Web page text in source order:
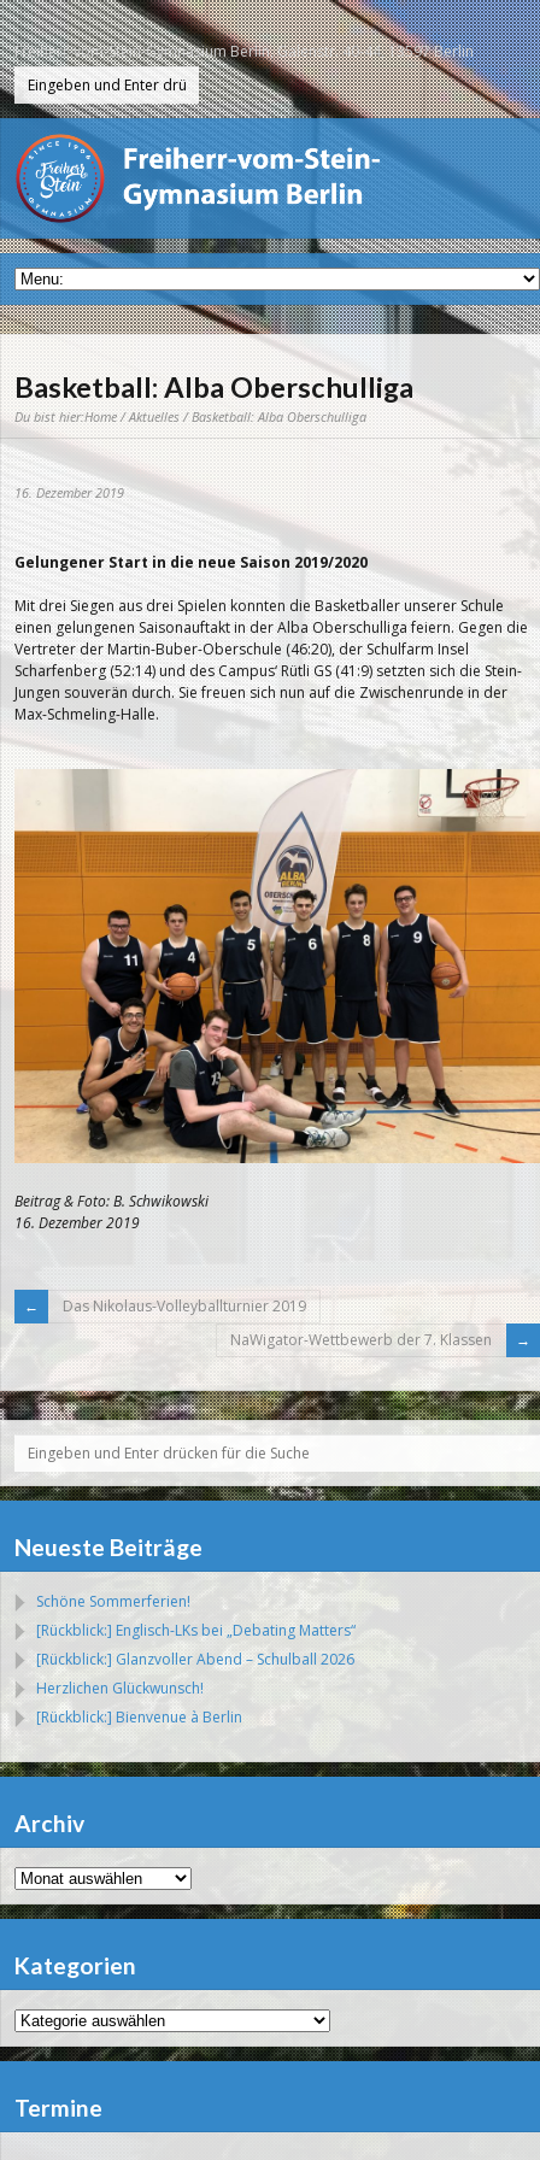
Freiherr-vom-Stein-Gymnasium Berlin, Galenstr. 40-44, 13597 Berlin
Basketball: Alba Oberschulliga
Du bist hier:Home/Aktuelles/ Basketball: Alba Oberschulliga
16. Dezember 2019
Gelungener Start in die neue Saison 2019/2020
Mit drei Siegen aus drei Spielen konnten die Basketballer unserer Schule
einen gelungenen Saisonauftakt in der Alba Oberschulliga feiern. Gegen die
Vertreter der Martin-Buber-Oberschule (46:20), der Schulfarm Insel
Scharfenberg (52:14) und des Campus‘ Rütli GS (41:9) setzten sich die Stein-
Jungen souverän durch. Sie freuen sich nun auf die Zwischenrunde in der
Max-Schmeling-Halle.
Beitrag & Foto: B. Schwikowski
16. Dezember 2019
Das Nikolaus-Volleyballturnier 2019
NaWigator-Wettbewerb der 7. Klassen
Neueste Beiträge
Schöne Sommerferien!
[Rückblick:] Englisch-LKs bei „Debating Matters“
[Rückblick:] Glanzvoller Abend – Schulball 2026
Herzlichen Glückwunsch!
[Rückblick:] Bienvenue à Berlin
Archiv
Archiv
Kategorien
Kategorien
Termine